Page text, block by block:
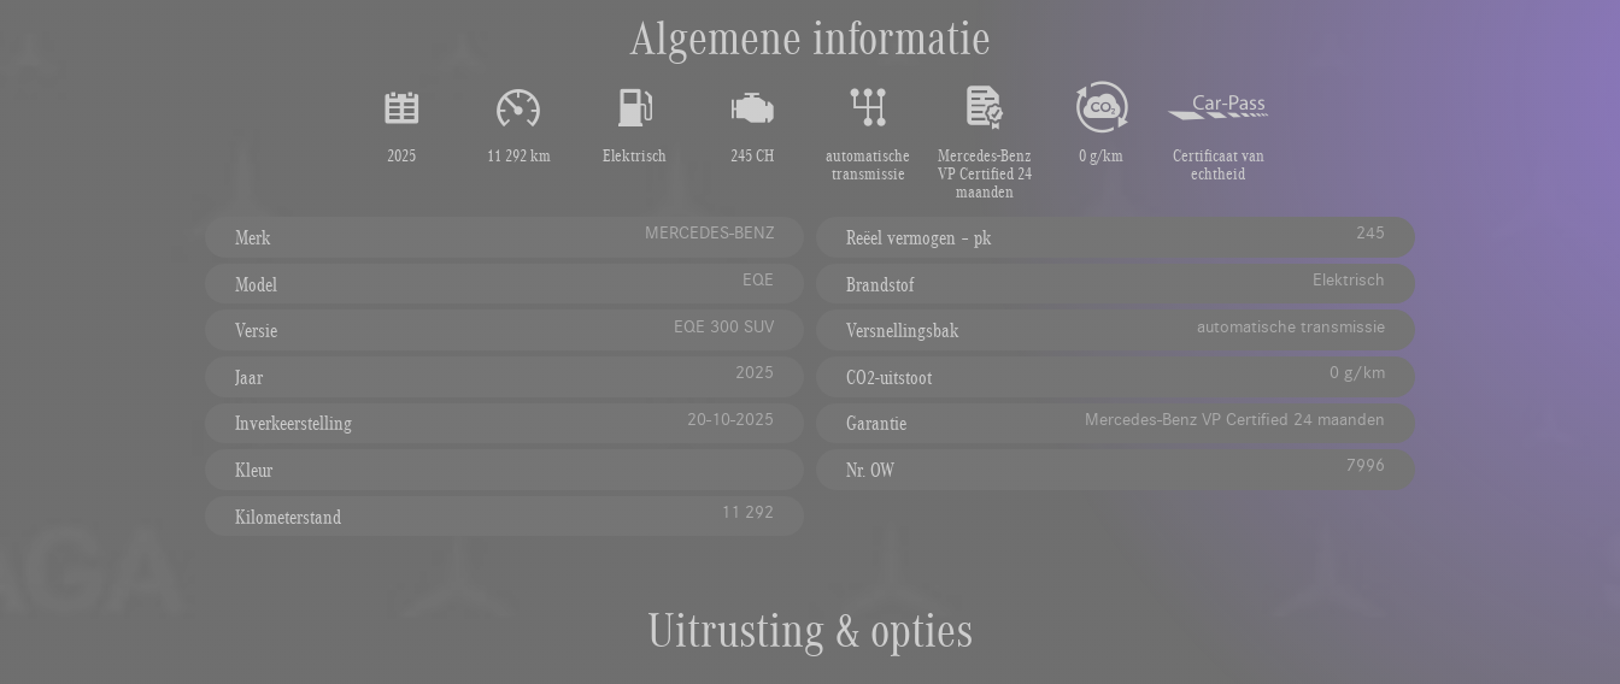
Algemene informatie
2025 11 292 km Elektrisch 245 CH automatische
transmissie
Mercedes-Benz
VP Certified 24
maanden
0 g/km Certificaat van
echtheid
Merk MERCEDES-BENZ
Model EQE
Versie EQE 300 SUV
Jaar 2025
Inverkeerstelling 20-10-2025
Kleur
Kilometerstand
11 292
Reëel vermogen – pk 245
Brandstof Elektrisch
Versnellingsbak automatische transmissie
CO2-uitstoot 0 g/km
Garantie Mercedes-Benz VP Certified 24 maanden
Nr. OW 7996
Uitrusting & opties